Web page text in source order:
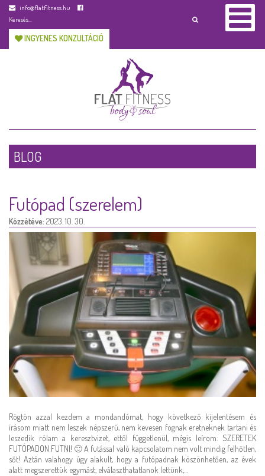
info@flatfitness.hu
INGYENES KONZULTÁCIÓ
BLOG
Futópad (szerelem)
Közzétéve: 2023. 10. 30.
Rögtön azzal kezdem a mondandómat, hogy következő kijelentésem és
írásom miatt nem leszek népszerű, nem kevesen fognak eretneknek tartani és
leszedik rólam a keresztvizet, ettől függetlenül, mégis leírom: SZERETEK
FUTÓPADON FUTNI! 🙂 A futással való kapcsolatom nem volt mindig felhőtlen,
sőt! Aztán valahogy úgy alakult, hogy a futópadnak köszönhetően, az évek
alatt megszerettük egymást, elválaszthatatlanok lettünk,…